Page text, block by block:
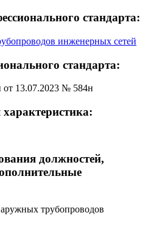
стандарта:
инженерных сетей
стандарта:
13.07.2023 № 584н
должностей,
трубопроводов